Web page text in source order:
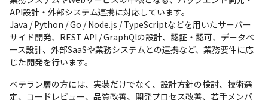
単なる一メンバーではなく、成長企業のコアメンバーとしてキャ
リアを積むことができます。
■ 明確なグレード制と評価制度で、貢献を正当に評価
スキルや成果だけでなく、チーム支援、レビュー、育成貢献、ナ
レッジ共有、プロジェクト推進も正当に評価します。
＜将来のキャリアイメージ＞
API設計・外部システム連携に対応しています。
Java / Python / Go / Node.js / TypeScriptなどを用いたサーバー
サイド開発、REST API / GraphQlの設計、認証・認可、データベ
ース設計、外部SaaSや業務システムとの連携など、業務要件に応
じた開発を行います。
ベテラン層の方には、実装だけでなく、設計方針の検討、技術選
定、コードレビュー、品質改善、開発プロセス改善、若手メンバ